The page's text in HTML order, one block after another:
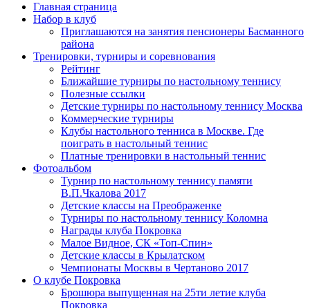
Главная страница
Набор в клуб
Приглашаются на занятия пенсионеры Басманного
района
Тренировки, турниры и соревнования
Рейтинг
Ближайшие турниры по настольному теннису
Полезные ссылки
Детские турниры по настольному теннису Москва
Коммерческие турниры
Клубы настольного тенниса в Москве. Где
поиграть в настольный теннис
Платные тренировки в настольный теннис
Фотоальбом
Турнир по настольному теннису памяти
В.П.Чкалова 2017
Детские классы на Преображенке
Турниры по настольному теннису Коломна
Награды клуба Покровка
Малое Видное, СК «Топ-Спин»
Детские классы в Крылатском
Чемпионаты Москвы в Чертаново 2017
О клубе Покровка
Брошюра выпущенная на 25ти летие клуба
Покровка